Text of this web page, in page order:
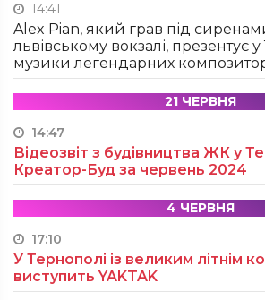
14:41
Alex Pian, який грав під
львівському вокзалі, презентує
музики легендарних
21 ЧЕРВНЯ
14:47
Відеозвіт з будівництва ЖК у
Креатор-Буд за червень 2024
4 ЧЕРВНЯ
17:10
У Тернополі із великим літнім
виступить YAKTAK